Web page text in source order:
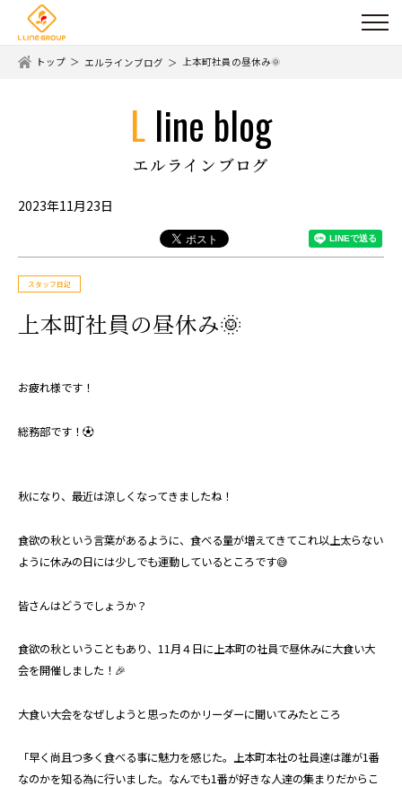
トップ エルラインブログ 上本町社員の昼休み🌞
l line blog
エルラインブログ
2023年11月23日
スタッフ日記
上本町社員の昼休み🌞
お疲れ様です！
総務部です！⚽
秋になり、最近は涼しくなってきましたね！
食欲の秋という言葉があるように、食べる量が増えてきてこれ以上太らない
ように休みの日には少しでも運動しているところです😅
皆さんはどうでしょうか？
食欲の秋ということもあり、11月４日に上本町の社員で昼休みに大食い大
会を開催しました！🎉
大食い大会をなぜしようと思ったのかリーダーに聞いてみたところ
「早く尚且つ多く食べる事に魅力を感じた。上本町本社の社員達は誰が1番
なのかを知る為に行いました。なんでも1番が好きな人達の集まりだからこ